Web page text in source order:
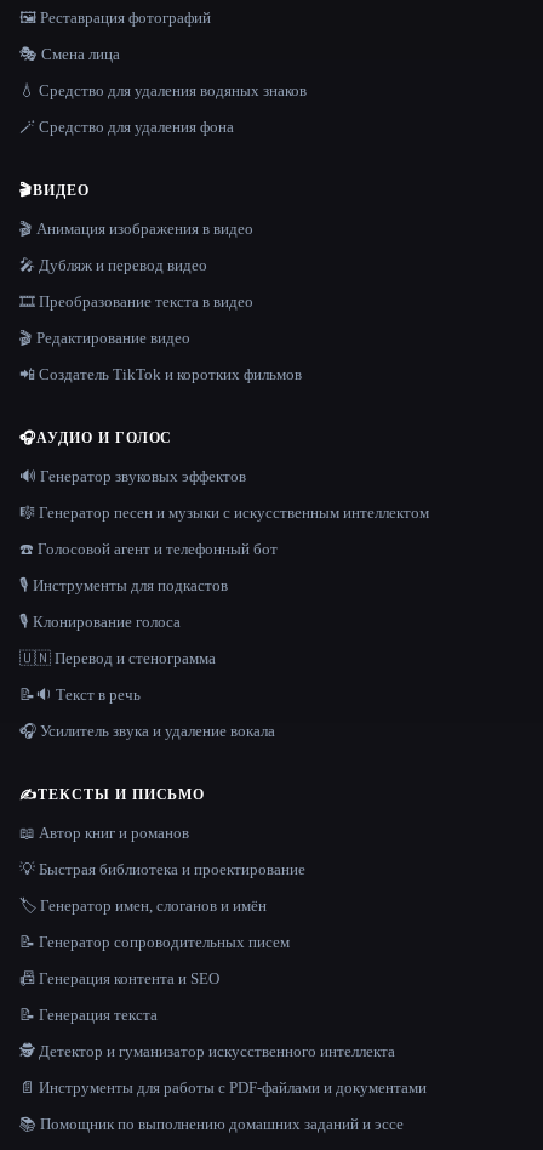
🖼️ Реставрация фотографий
🎭 Смена лица
💧 Средство для удаления водяных знаков
🪄 Средство для удаления фона
🎬ВИДЕО
🎬 Анимация изображения в видео
🎤 Дубляж и перевод видео
🎞️ Преобразование текста в видео
🎬 Редактирование видео
📲 Создатель TikTok и коротких фильмов
🎧АУДИО И ГОЛОС
🔊 Генератор звуковых эффектов
🎼 Генератор песен и музыки с искусственным интеллектом
☎️ Голосовой агент и телефонный бот
🎙️ Инструменты для подкастов
🎙️ Клонирование голоса
🇺🇳 Перевод и стенограмма
📝🔉 Текст в речь
🎧 Усилитель звука и удаление вокала
✍️ТЕКСТЫ И ПИСЬМО
📖 Автор книг и романов
💡 Быстрая библиотека и проектирование
🏷️ Генератор имен, слоганов и имён
📝 Генератор сопроводительных писем
📠 Генерация контента и SEO
📝 Генерация текста
🕵️ Детектор и гуманизатор искусственного интеллекта
📄 Инструменты для работы с PDF-файлами и документами
📚 Помощник по выполнению домашних заданий и эссе